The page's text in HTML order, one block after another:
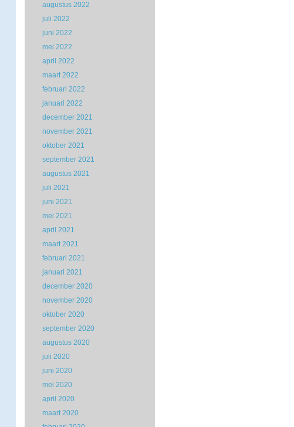
augustus 2022
juli 2022
juni 2022
mei 2022
april 2022
maart 2022
februari 2022
januari 2022
december 2021
november 2021
oktober 2021
september 2021
augustus 2021
juli 2021
juni 2021
mei 2021
april 2021
maart 2021
februari 2021
januari 2021
december 2020
november 2020
oktober 2020
september 2020
augustus 2020
juli 2020
juni 2020
mei 2020
april 2020
maart 2020